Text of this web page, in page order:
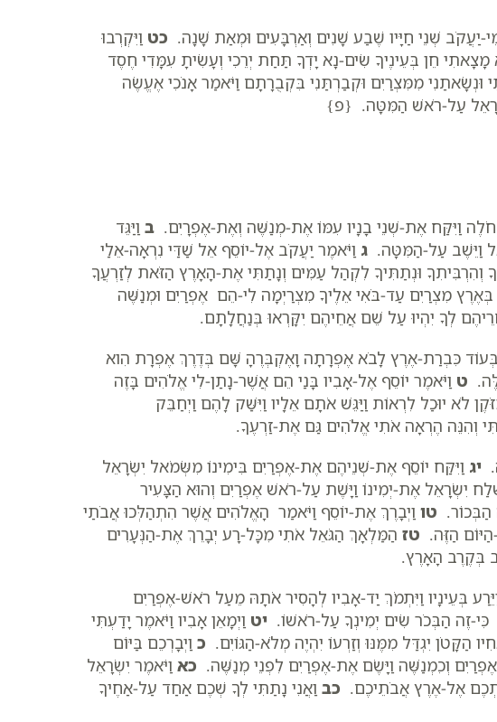
יַעֲקֹב שְׁנֵי חַיָּיו שֶׁבַע שָׁנִים וְאַרְבָּעִים וּמְאַת שָׁנָה. כט וַיִּקְרְבוּ
מָצָאתִי חֵן בְּעֵינֶיךָ שִׂים-נָא יָדְךָ תַּחַת יְרֵכִי וְעָשִׂיתָ עִמָּדִי חֶסֶד
וּנְשָׂאתַנִי מִמִּצְרַיִם וּקְבַרְתַּנִי בִּקְבֻרָתָם וַיֹּאמַר אָנֹכִי אֶעֱשֶׂה
עַל-רֹאשׁ הַמִּטָּה. {פ}
חֹלֶה וַיִּקַּח אֶת-שְׁנֵי בָנָיו עִמּוֹ אֶת-מְנַשֶּׁה וְאֶת-אֶפְרָיִם. ב וַיַּגֵּד
וַיֵּשֶׁב עַל-הַמִּטָּה. ג וַיֹּאמֶר יַעֲקֹב אֶל-יוֹסֵף אֵל שַׁדַּי נִרְאָה-אֵלַי
וְהִרְבִּיתִךָ וּנְתַתִּיךָ לִקְהַל עַמִּים וְנָתַתִּי אֶת-הָאָרֶץ הַזֹּאת לְזַרְעֲךָ
בְּאֶרֶץ מִצְרַיִם עַד-בֹּאִי אֵלֶיךָ מִצְרַיְמָה לִי-הֵם אֶפְרַיִם וּמְנַשֶּׁה
לְךָ יִהְיוּ עַל שֵׁם אֲחֵיהֶם יִקָּרְאוּ בְּנַחֲלָתָם.
בְּעוֹד כִּבְרַת-אֶרֶץ לָבֹא אֶפְרָתָה וָאֶקְבְּרֶהָ שָּׁם בְּדֶרֶךְ אֶפְרָת הִוא
ט וַיֹּאמֶר יוֹסֵף אֶל-אָבִיו בָּנַי הֵם אֲשֶׁר-נָתַן-לִי אֱלֹהִים בָּזֶה
לֹא יוּכַל לִרְאוֹת וַיַּגֵּשׁ אֹתָם אֵלָיו וַיִּשַּׁק לָהֶם וַיְחַבֵּק
וְהִנֵּה הֶרְאָה אֹתִי אֱלֹהִים גַּם אֶת-זַרְעֶךָ.
יג וַיִּקַּח יוֹסֵף אֶת-שְׁנֵיהֶם אֶת-אֶפְרַיִם בִּימִינוֹ מִשְּׂמֹאל יִשְׂרָאֵל
יִשְׂרָאֵל אֶת-יְמִינוֹ וַיָּשֶׁת עַל-רֹאשׁ אֶפְרַיִם וְהוּא הַצָּעִיר
טו וַיְבָרֶךְ אֶת-יוֹסֵף וַיֹּאמַר הָאֱלֹהִים אֲשֶׁר הִתְהַלְּכוּ אֲבֹתַי
הַזֶּה. טז הַמַּלְאָךְ הַגֹּאֵל אֹתִי מִכָּל-רָע יְבָרֵךְ אֶת-הַנְּעָרִים
בְּקֶרֶב הָאָרֶץ.
בְּעֵינָיו וַיִּתְמֹךְ יַד-אָבִיו לְהָסִיר אֹתָהּ מֵעַל רֹאשׁ-אֶפְרַיִם
כִּי-זֶה הַבְּכֹר שִׂים יְמִינְךָ עַל-רֹאשׁוֹ. יט וַיְמָאֵן אָבִיו וַיֹּאמֶר יָדַעְתִּי
הַקָּטֹן יִגְדַּל מִמֶּנּוּ וְזַרְעוֹ יִהְיֶה מְלֹא-הַגּוֹיִם. כ וַיְבָרְכֵם בַּיּוֹם
וְכִמְנַשֶּׁה וַיָּשֶׂם אֶת-אֶפְרַיִם לִפְנֵי מְנַשֶּׁה. כא וַיֹּאמֶר יִשְׂרָאֵל
אֶל-אֶרֶץ אֲבֹתֵיכֶם. כב וַאֲנִי נָתַתִּי לְךָ שְׁכֶם אַחַד עַל-אַחֶיךָ